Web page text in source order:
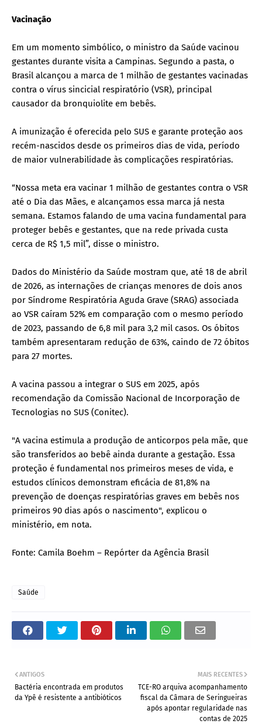
Vacinação
Em um momento simbólico, o ministro da Saúde vacinou
gestantes durante visita a Campinas. Segundo a pasta, o
Brasil alcançou a marca de 1 milhão de gestantes vacinadas
contra o vírus sincicial respiratório (VSR), principal
causador da bronquiolite em bebês.
A imunização é oferecida pelo SUS e garante proteção aos
recém-nascidos desde os primeiros dias de vida, período
de maior vulnerabilidade às complicações respiratórias.
“Nossa meta era vacinar 1 milhão de gestantes contra o VSR
até o Dia das Mães, e alcançamos essa marca já nesta
semana. Estamos falando de uma vacina fundamental para
proteger bebês e gestantes, que na rede privada custa
cerca de R$ 1,5 mil”, disse o ministro.
Dados do Ministério da Saúde mostram que, até 18 de abril
de 2026, as internações de crianças menores de dois anos
por Síndrome Respiratória Aguda Grave (SRAG) associada
ao VSR caíram 52% em comparação com o mesmo período
de 2023, passando de 6,8 mil para 3,2 mil casos. Os óbitos
também apresentaram redução de 63%, caindo de 72 óbitos
para 27 mortes.
A vacina passou a integrar o SUS em 2025, após
recomendação da Comissão Nacional de Incorporação de
Tecnologias no SUS (Conitec).
"A vacina estimula a produção de anticorpos pela mãe, que
são transferidos ao bebê ainda durante a gestação. Essa
proteção é fundamental nos primeiros meses de vida, e
estudos clínicos demonstram eficácia de 81,8% na
prevenção de doenças respiratórias graves em bebês nos
primeiros 90 dias após o nascimento", explicou o
ministério, em nota.
Fonte: Camila Boehm – Repórter da Agência Brasil
Saúde
MAIS RECENTES
TCE-RO arquiva acompanhamento
fiscal da Câmara de Seringueiras
após apontar regularidade nas
contas de 2025
ANTIGOS
Bactéria encontrada em produtos
da Ypê é resistente a antibióticos